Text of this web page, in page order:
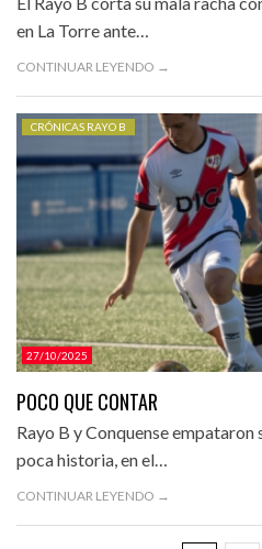
en La Torre ante…
CONTINUAR LEYENDO →
27/10/2025
CRÓNICAS RAYO B
POCO QUE CONTAR
Rayo B y Conquense
poca historia, en el…
CONTINUAR LEYENDO →